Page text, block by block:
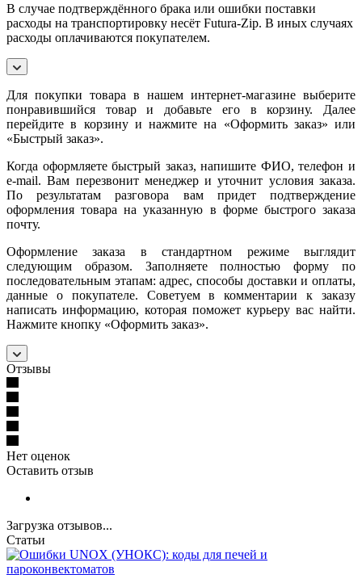
В случае подтверждённого брака или ошибки поставки
расходы на транспортировку несёт Futura-Zip. В иных случаях
расходы оплачиваются покупателем.
Для покупки товара в нашем интернет-магазине выберите
понравившийся товар и добавьте его в корзину. Далее
перейдите в корзину и нажмите на «Оформить заказ» или
«Быстрый заказ».
Когда оформляете быстрый заказ, напишите ФИО, телефон и
e-mail. Вам перезвонит менеджер и уточнит условия заказа.
По результатам разговора вам придет подтверждение
оформления товара на указанную в форме быстрого заказа
почту.
Оформление заказа в стандартном режиме выглядит
следующим образом. Заполняете полностью форму по
последовательным этапам: адрес, способы доставки и оплаты,
данные о покупателе. Советуем в комментарии к заказу
написать информацию, которая поможет курьеру вас найти.
Нажмите кнопку «Оформить заказ».
Отзывы
Нет оценок
Оставить отзыв
Загрузка отзывов...
Статьи